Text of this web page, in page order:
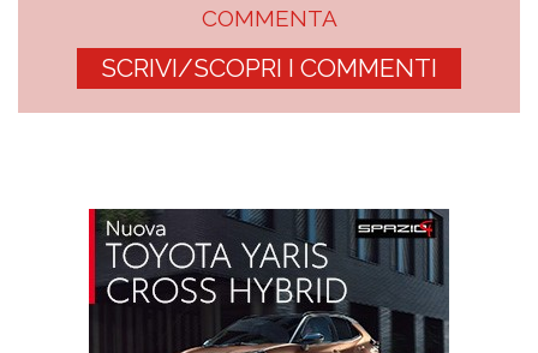
COMMENTA
SCRIVI/SCOPRI I COMMENTI